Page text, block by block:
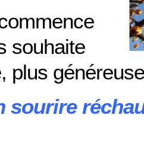
souhaite
plus
sourire